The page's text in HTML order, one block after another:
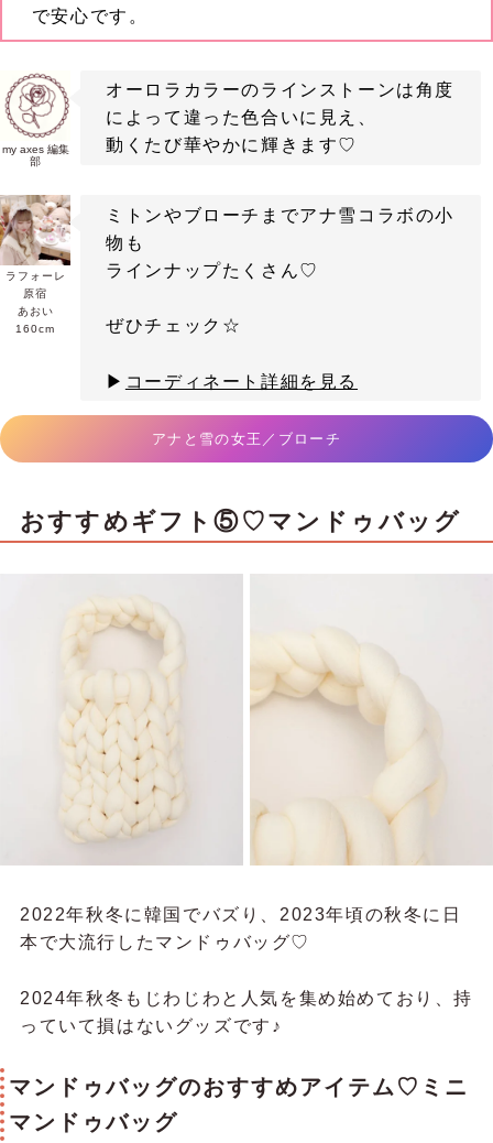
で安心です。
my axes 編集
部
オーロラカラーのラインストーンは角度
によって違った色合いに見え、
動くたび華やかに輝きます♡
ラフォーレ
原宿
あおい
160cm
ミトンやブローチまでアナ雪コラボの小
物も
ラインナップたくさん♡
ぜひチェック☆
▶ コーディネート詳細を見る
アナと雪の女王／ブローチ
おすすめギフト⑤♡マンドゥバッグ
2022年秋冬に韓国でバズり、2023年頃の秋冬に日
本で大流行したマンドゥバッグ♡
2024年秋冬もじわじわと人気を集め始めており、持
っていて損はないグッズです♪
マンドゥバッグのおすすめアイテム♡ミニ
マンドゥバッグ